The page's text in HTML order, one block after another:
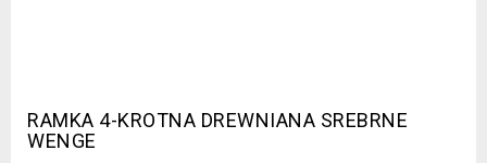
RAMKA 4-KROTNA DREWNIANA SREBRNE
WENGE